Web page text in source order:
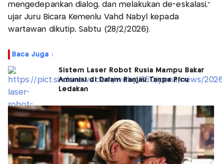
mengedepankan dialog, dan melakukan de-eskalasi,"
ujar Juru Bicara Kemenlu Vahd Nabyl kepada
wartawan dikutip, Sabtu (28/2/2026).
Baca Juga :
Sistem Laser Robot Rusia Mampu Bakar
Amunisi di Dalam Ranjau Tanpa Picu
Ledakan